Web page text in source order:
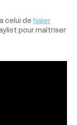
celui de Naier
pour maîtriser